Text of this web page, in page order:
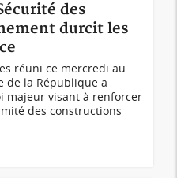
des
durcit les
réuni ce mercredi au
de la République a
majeur visant à renforcer
des constructions